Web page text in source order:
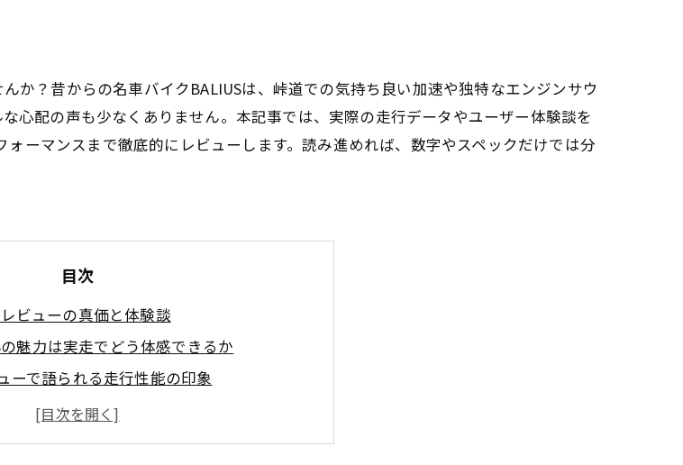
か？昔からの名車バイクBALIUSは、峠道での気持ち良い加速や独特なエンジンサウ
心配の声も少なくありません。本記事では、実際の走行データやユーザー体験談を
ーマンスまで徹底的にレビューします。読み進めれば、数字やスペックだけでは分
目次
ビューの真価と体験談
魅力は実走でどう体感できるか
ーで語られる走行性能の印象
ら見えるBALIUSのおすすめポイント
ユーザー評価とリアルな声に注目